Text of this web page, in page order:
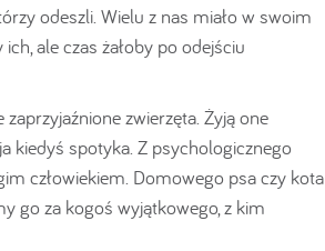
odeszli. Wielu z nas miało w swoim
ale czas żałoby po odejściu
zwierzęta. Żyją one
kiedyś spotyka. Z psychologicznego
człowiekiem. Domowego psa czy kota
go za kogoś wyjątkowego, z kim